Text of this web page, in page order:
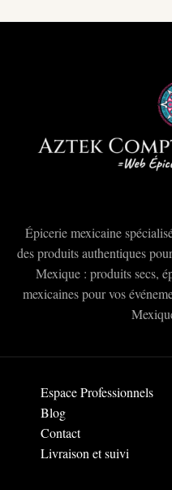
Épicerie mexicaine
des produits authentiques
Mexique : produits secs,
mexicaines pour vos
Espace Professionnels
Blog
Contact
Livraison et suivi